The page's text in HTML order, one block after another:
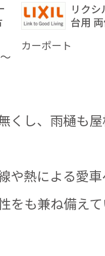
リク
台用
カーポート
くし、雨樋も
熱による愛車
も兼ね備えて